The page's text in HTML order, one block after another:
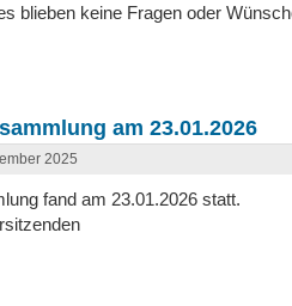
blieben keine Fragen oder
am 23.01.2026
2025
fand am 23.01.2026 statt.